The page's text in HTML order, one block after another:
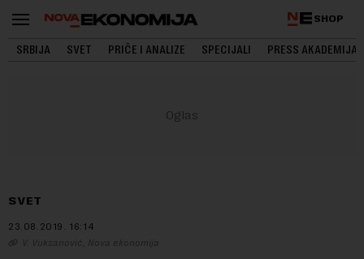
SHOP
SRBIJA SVET PRIČE I ANALIZE SPECIJALI PRESS AKADEMIJA
SVET
23.08.2019. 16:14
V. Vuksanović, Nova ekonomija